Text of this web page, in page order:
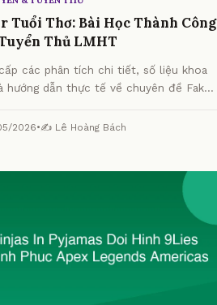
Tuổi Thơ: Bài Học Thành Công
Thủ LMHT
các phân tích chi tiết, số liệu khoa
hướng dẫn thực tế về chuyên đề Faker
từ chuyên gia.
2026•✍️ Lê Hoàng Bách